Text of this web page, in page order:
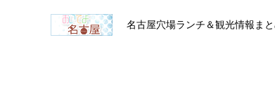
名古屋穴場ランチ＆観光情報まと